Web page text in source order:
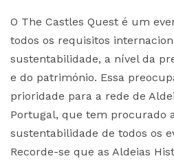
O The Castles Quest é um
todos os requisitos
sustentabilidade, a nível da
e do património. Essa
prioridade para a rede de
Portugal, que tem procurado
sustentabilidade de todos os
Recorde-se que as Aldeias